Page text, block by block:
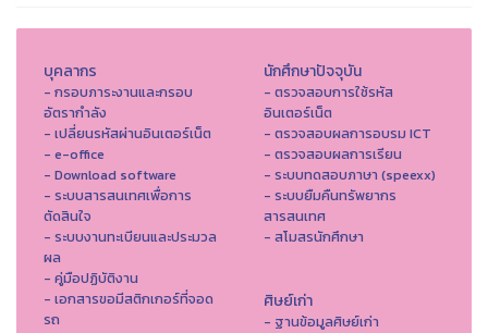
บุคลากร
- กรอบภาระงานและกรอบ
อัตรากำลัง
- เปลี่ยนรหัสผ่านอินเตอร์เน็ต
- e-office
- Download software
- ระบบสารสนเทศเพื่อการ
ตัดสินใจ
- ระบบงานทะเบียนและประมวล
ผล
- คู่มือปฏิบัติงาน
- เอกสารขอมีสติกเกอร์ที่จอด
รถ
นักศึกษาปัจจุบัน
- ตรวจสอบการใช้รหัส
อินเตอร์เน็ต
- ตรวจสอบผลการอบรม ICT
- ตรวจสอบผลการเรียน
- ระบบทดสอบภาษา (speexx)
- ระบบยืมคืนทรัพยากร
สารสนเทศ
- สโมสรนักศึกษา
ศิษย์เก่า
- ฐานข้อมูลศิษย์เก่า